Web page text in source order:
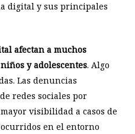
digital y sus principales
afectan a muchos
y adolescentes. Algo
Las denuncias
redes sociales por
visibilidad a casos de
ocurridos en el entorno